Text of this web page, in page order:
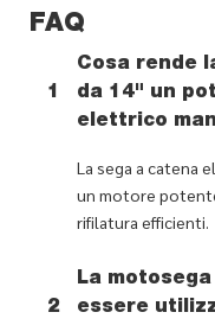
FAQ
1
Cosa rende
da 14" un
elettrico
La sega a catena
un motore
rifilatura efficienti.
2
La
essere